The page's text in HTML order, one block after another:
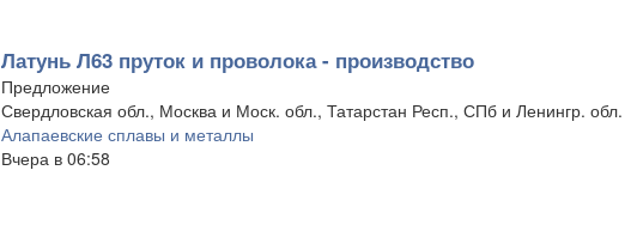
Латунь Л63 пруток и проволока - производство
Предложение
Свердловская обл., Москва и Моск. обл., Татарстан Респ., СПб и Ленингр. обл.
Алапаевские сплавы и металлы
Вчера в 06:58